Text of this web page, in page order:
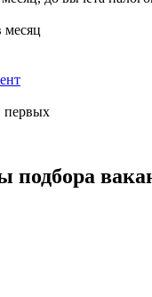
месяц
первых